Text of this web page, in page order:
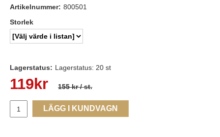
Artikelnummer: 800501
Storlek
Lagerstatus: Lagerstatus: 20 st
119 kr 155 kr/ st.
LÄGG I KUNDVAGN